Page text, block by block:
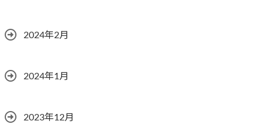
2024年2月
2024年1月
2023年12月